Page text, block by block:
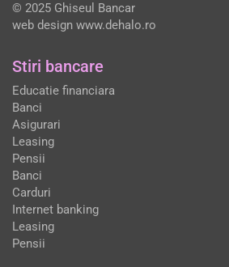
© 2025 Ghiseul Bancar
web design www.dehalo.ro
Stiri bancare
Educatie financiara
Banci
Asigurari
Leasing
Pensii
Banci
Carduri
Internet banking
Leasing
Pensii